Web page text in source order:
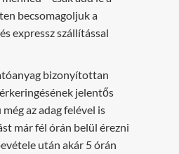
becsomagoljuk a
expressz szállítással
bizonyítottan
jelentős
az adag felével is
már fél órán belül érezni
után akár 5 órán